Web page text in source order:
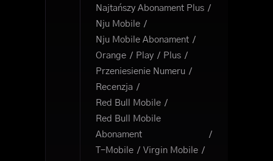
Najtańszy Abonament Plus
Nju Mobile
Nju Mobile Abonament
Orange
Play
Plus
Przeniesienie Numeru
Recenzja
Red Bull Mobile
Red Bull Mobile
Abonament
T-Mobile
Virgin Mobile